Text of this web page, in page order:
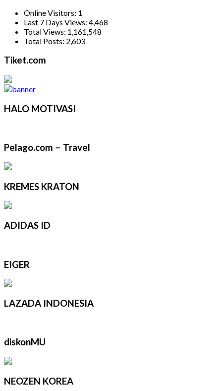
Online Visitors: 1
Last 7 Days Views: 4,468
Total Views: 1,161,548
Total Posts: 2,603
Tiket.com
HALO MOTIVASI
Pelago.com – Travel
KREMES KRATON
ADIDAS ID
EIGER
LAZADA INDONESIA
diskonMU
NEOZEN KOREA